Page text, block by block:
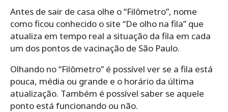
Antes de sair de casa olhe o “Filômetro”, nome
como ficou conhecido o site “De olho na fila” que
atualiza em tempo real a situação da fila em cada
um dos pontos de vacinação de São Paulo.
Olhando no “Filômetro” é possível ver se a fila está
pouca, média ou grande e o horário da última
atualização. Também é possível saber se aquele
ponto está funcionando ou não.